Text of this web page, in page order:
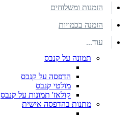
הזמנות ומשלוחים
הזמנה בכמויות
עוד...
תמונה על קנבס
הדפסה על קנבס
מולטי קנבס
קולאז' תמונות על קנבס
מתנות בהדפסה אישית